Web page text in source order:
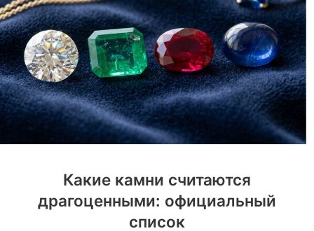
Какие камни считаются
драгоценными: официальный
список